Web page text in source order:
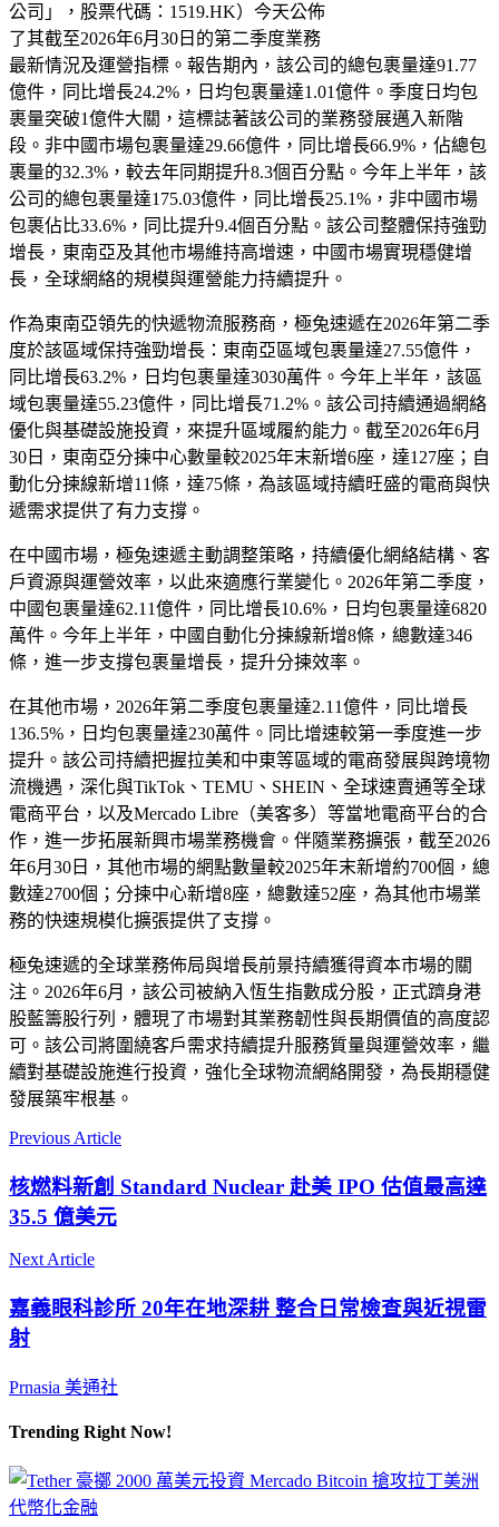
公司」，股票代碼：1519.HK）今天公佈
了其截至2026年6月30日的第二季度業務
最新情況及運營指標。報告期內，該公司的總包裹量達91.77
億件，同比增長24.2%，日均包裹量達1.01億件。季度日均包
裹量突破1億件大關，這標誌著該公司的業務發展邁入新階
段。非中國市場包裹量達29.66億件，同比增長66.9%，佔總包
裹量的32.3%，較去年同期提升8.3個百分點。今年上半年，該
公司的總包裹量達175.03億件，同比增長25.1%，非中國市場
包裹佔比33.6%，同比提升9.4個百分點。該公司整體保持強勁
增長，東南亞及其他市場維持高增速，中國市場實現穩健增
長，全球網絡的規模與運營能力持續提升。
作為東南亞領先的快遞物流服務商，極兔速遞在2026年第二季
度於該區域保持強勁增長：東南亞區域包裹量達27.55億件，
同比增長63.2%，日均包裹量達3030萬件。今年上半年，該區
域包裹量達55.23億件，同比增長71.2%。該公司持續通過網絡
優化與基礎設施投資，來提升區域履約能力。截至2026年6月
30日，東南亞分揀中心數量較2025年末新增6座，達127座；自
動化分揀線新增11條，達75條，為該區域持續旺盛的電商與快
遞需求提供了有力支撐。
在中國市場，極兔速遞主動調整策略，持續優化網絡結構、客
戶資源與運營效率，以此來適應行業變化。2026年第二季度，
中國包裹量達62.11億件，同比增長10.6%，日均包裹量達6820
萬件。今年上半年，中國自動化分揀線新增8條，總數達346
條，進一步支撐包裹量增長，提升分揀效率。
在其他市場，2026年第二季度包裹量達2.11億件，同比增長
136.5%，日均包裹量達230萬件。同比增速較第一季度進一步
提升。該公司持續把握拉美和中東等區域的電商發展與跨境物
流機遇，深化與TikTok、TEMU、SHEIN、全球速賣通等全球
電商平台，以及Mercado Libre（美客多）等當地電商平台的合
作，進一步拓展新興市場業務機會。伴隨業務擴張，截至2026
年6月30日，其他市場的網點數量較2025年末新增約700個，總
數達2700個；分揀中心新增8座，總數達52座，為其他市場業
務的快速規模化擴張提供了支撐。
極兔速遞的全球業務佈局與增長前景持續獲得資本市場的關
注。2026年6月，該公司被納入恆生指數成分股，正式躋身港
股藍籌股行列，體現了市場對其業務韌性與長期價值的高度認
可。該公司將圍繞客戶需求持續提升服務質量與運營效率，繼
續對基礎設施進行投資，強化全球物流網絡開發，為長期穩健
發展築牢根基。
Previous Article
核燃料新創 Standard Nuclear 赴美 IPO 估值最高達
35.5 億美元
Next Article
嘉義眼科診所 20年在地深耕 整合日常檢查與近視雷
射
Prnasia 美通社
Trending Right Now!